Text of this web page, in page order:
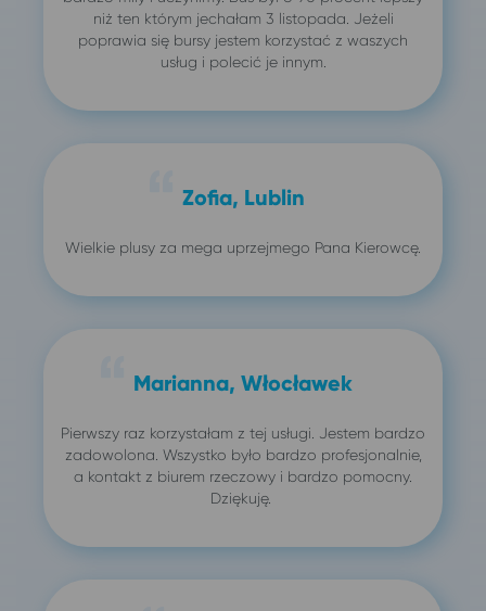
niż ten którym jechałam 3 listopada. Jeżeli
poprawia się bursy jestem korzystać z waszych
usług i polecić je innym.
Zofia, Lublin
Wielkie plusy za mega uprzejmego Pana Kierowcę.
Marianna, Włocławek
Pierwszy raz korzystałam z tej usługi. Jestem bardzo
zadowolona. Wszystko było bardzo profesjonalnie,
a kontakt z biurem rzeczowy i bardzo pomocny.
Dziękuję.